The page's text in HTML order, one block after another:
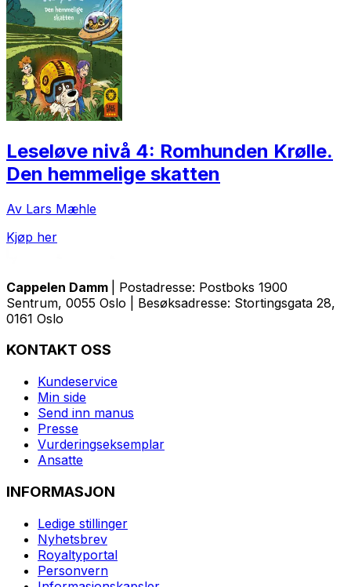
Leseløve nivå 4: Romhunden Krølle.
Den hemmelige skatten
Av Lars Mæhle
Kjøp her
Cappelen Damm
| Postadresse: Postboks 1900
Sentrum, 0055 Oslo | Besøksadresse: Stortingsgata 28,
0161 Oslo
KONTAKT OSS
Kundeservice
Min side
Send inn manus
Presse
Vurderingseksemplar
Ansatte
INFORMASJON
Ledige stillinger
Nyhetsbrev
Royaltyportal
Personvern